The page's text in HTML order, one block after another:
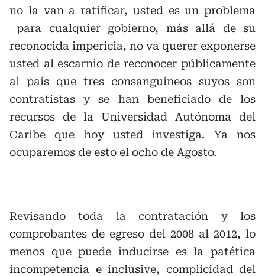
no la van a ratificar, usted es un problema
para cualquier gobierno, más allá de su
reconocida impericia, no va querer exponerse
usted al escarnio de reconocer públicamente
al país que tres consanguíneos suyos son
contratistas y se han beneficiado de los
recursos de la Universidad Autónoma del
Caribe que hoy usted investiga. Ya nos
ocuparemos de esto el ocho de Agosto.
Revisando toda la contratación y los
comprobantes de egreso del 2008 al 2012, lo
menos que puede inducirse es la patética
incompetencia e inclusive, complicidad del